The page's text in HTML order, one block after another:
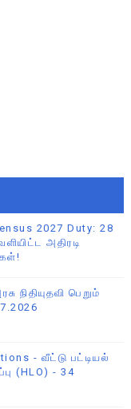
2027 Duty: 28
அதிரடி
நிதியுதவி பெறும்
- வீட்டு பட்டியல்
(HLO) - 34